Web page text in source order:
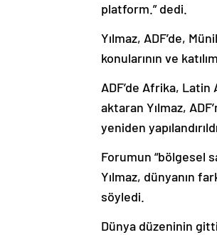
platform.” dedi.
Yılmaz, ADF’de,
konularının ve
ADF’de Afrika,
aktaran Yılmaz,
yeniden
Forumun “bölgesel
Yılmaz, dünyanın
söyledi.
Dünya düzeninin